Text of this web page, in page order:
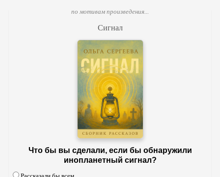
по мотивам произведения...
Сигнал
Что бы вы сделали, если бы обнаружили
инопланетный сигнал?